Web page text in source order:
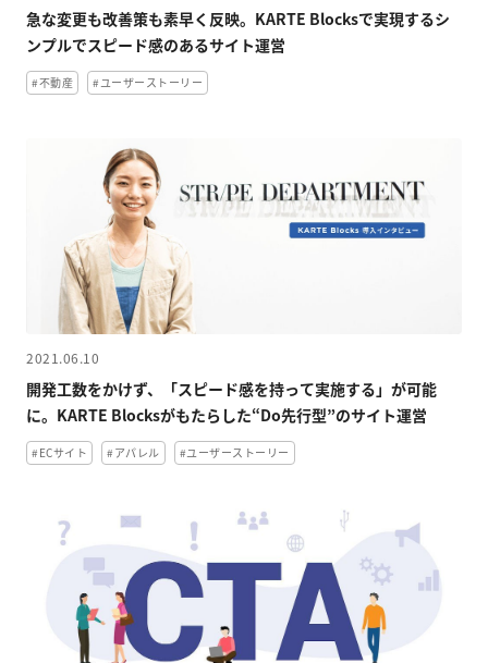
事例 / ブログ
お問い合わせ
資料ダウンロード
Back to KARTE
急な変更も改善策も素早く反映。KARTE Blocksで実現するシ
ンプルでスピード感のあるサイト運営
#不動産 #ユーザーストーリー
2021.06.10
開発工数をかけず、「スピード感を持って実施する」が可能
に。KARTE Blocksがもたらした“Do先行型”のサイト運営
#ECサイト #アパレル #ユーザーストーリー